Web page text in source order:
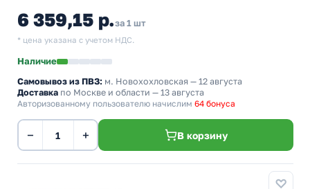
6 359,15 р.за 1 шт
* цена указана с учетом НДС.
Наличие
Самовывоз из ПВЗ: м. Новохохловская — 12 августа
Доставка по Москве и области — 13 августа
Авторизованному пользователю начислим 64 бонуса
− + В корзину